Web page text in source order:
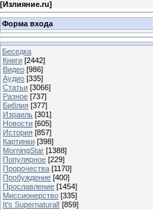
[Излияние.ru]
Форма входа
Беседка
Книги [2442]
Видео [986]
Аудио [335]
Статьи [3066]
Разное [737]
Библия [377]
Израиль [301]
Новости [605]
История [857]
Картинки [398]
MorningStar [1388]
Популярное [229]
Пророчества [1170]
Пробуждение [400]
Прославление [1454]
Миссионерство [335]
It's Supernatural! [859]